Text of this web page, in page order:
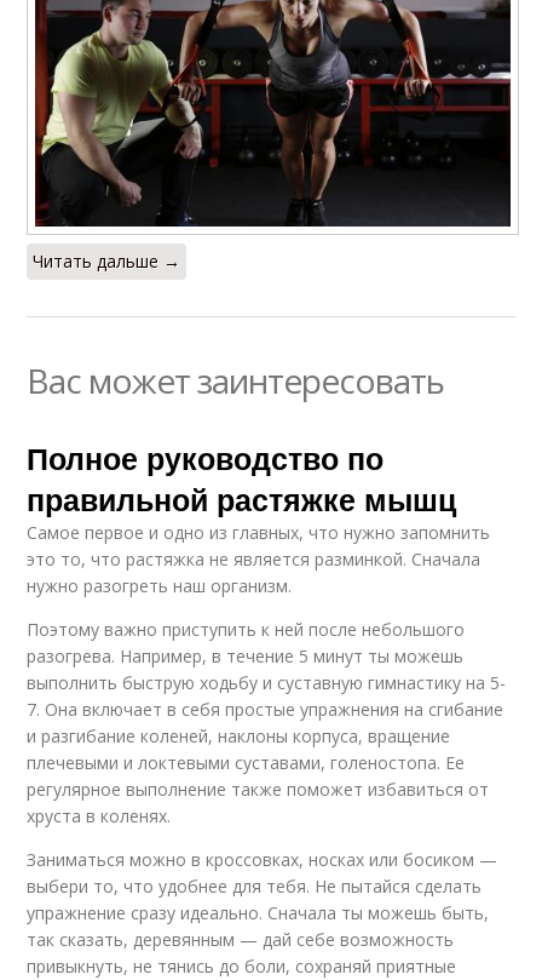
Читать дальше →
Вас может заинтересовать
Полное руководство по
правильной растяжке мышц
Самое первое и одно из главных, что нужно запомнить
это то, что растяжка не является разминкой. Сначала
нужно разогреть наш организм.
Поэтому важно приступить к ней после небольшого
разогрева. Например, в течение 5 минут ты можешь
выполнить быструю ходьбу и суставную гимнастику на 5-
7. Она включает в себя простые упражнения на сгибание
и разгибание коленей, наклоны корпуса, вращение
плечевыми и локтевыми суставами, голеностопа. Ее
регулярное выполнение также поможет избавиться от
хруста в коленях.
Заниматься можно в кроссовках, носках или босиком —
выбери то, что удобнее для тебя. Не пытайся сделать
упражнение сразу идеально. Сначала ты можешь быть,
так сказать, деревянным — дай себе возможность
привыкнуть, не тянись до боли, сохраняй приятные